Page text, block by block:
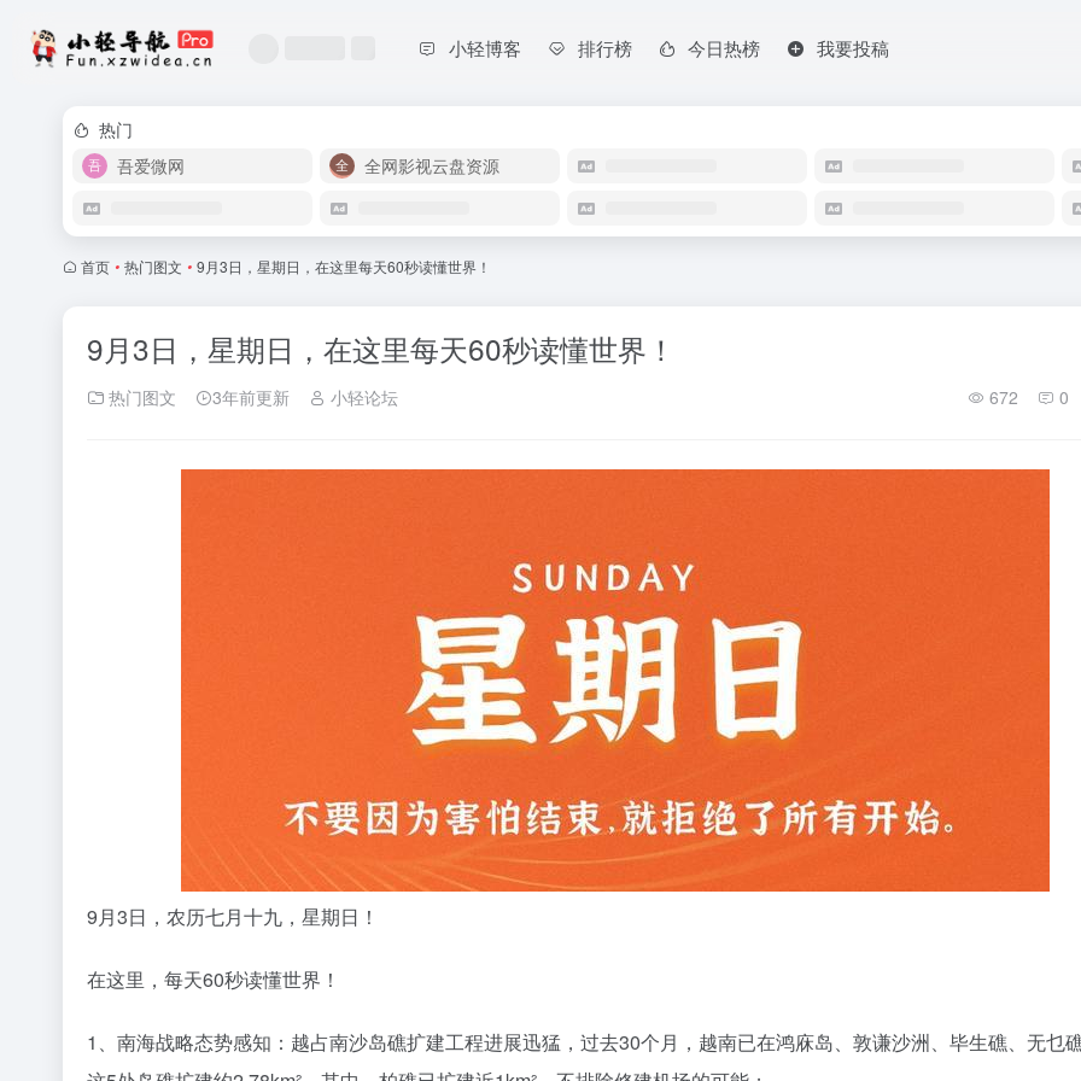
小轻博客 排行榜 今日热榜 我要投稿
热门
吾爱微网
全网影视云盘资源
首页 • 热门图文 • 9月3日，星期日，在这里每天60秒读懂世界！
9月3日，星期日，在这里每天60秒读懂世界！
热门图文 3年前更新 小轻论坛 672 0
9月3日，农历七月十九，星期日！
在这里，每天60秒读懂世界！
1、南海战略态势感知：越占南沙岛礁扩建工程进展迅猛，过去30个月，越南已在鸿庥岛、敦谦沙洲、毕生礁、无乜